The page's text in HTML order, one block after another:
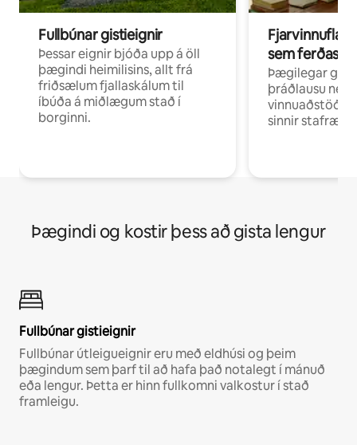
Fullbúnar gistieignir
Þessar eignir bjóða upp á öll
þægindi heimilisins, allt frá
friðsælum fjallaskálum til
íbúða á miðlægum stað í
borginni.
sem ferðast
Þægilegar
þráðlausu neti
vinnuaðstöðu
sinnir
Þægindi og kostir þess að gista lengur
Fullbúnar gistieignir
Fullbúnar útleigueignir eru með eldhúsi og þeim
þægindum sem þarf til að hafa það notalegt í mánuð
eða lengur. Þetta er hinn fullkomni valkostur í stað
framleigu.